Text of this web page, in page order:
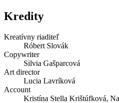
Kredity
Kreatívny riaditeľ
Róbert Slovák
Copywriter
Silvia Gašparcová
Art director
Lucia Lavríková
Account
Kristína Stella Krištúfková,